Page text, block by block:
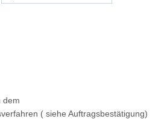
dem
( siehe Auftragsbestätigung)